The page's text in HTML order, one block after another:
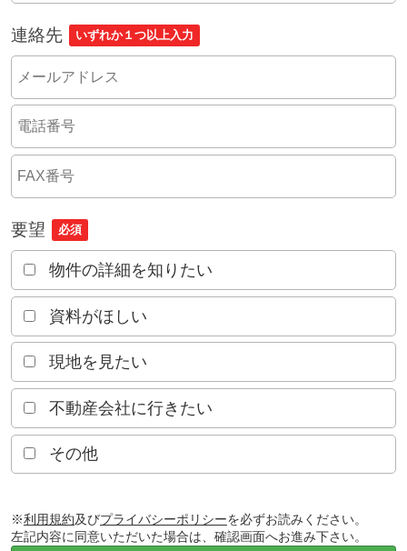
連絡先 いずれか１つ以上入力
要望 必須
物件の詳細を知りたい
資料がほしい
現地を見たい
不動産会社に行きたい
その他
※利用規約及びプライバシーポリシーを必ずお読みください。
左記内容に同意いただいた場合は、確認画面へお進み下さい。